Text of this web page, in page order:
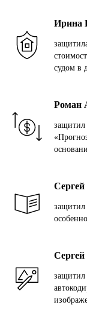
Ирина
судом в
Роман
защитил
защитил